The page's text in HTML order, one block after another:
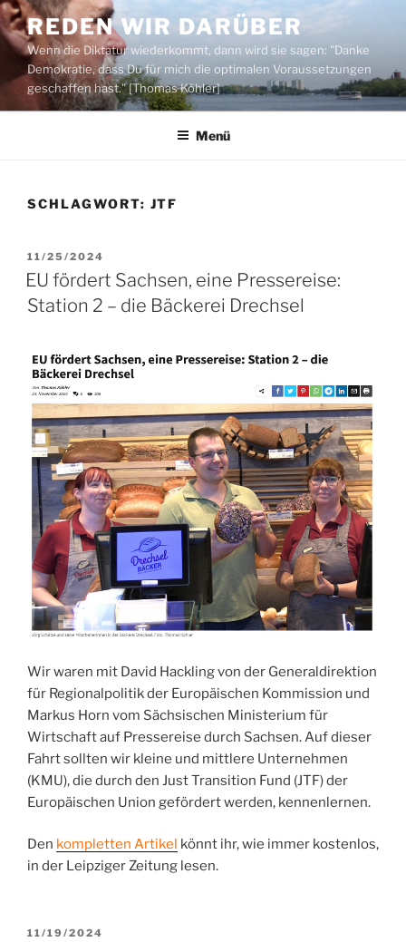
Zum
Inhalt
springen
REDEN WIR DARÜBER
Wenn die Diktatur wiederkommt, dann wird sie sagen: "Danke
Demokratie, dass Du für mich die optimalen Voraussetzungen
geschaffen hast." [Thomas Köhler]
Menü
SCHLAGWORT: JTF
VERÖFFENTLICHT
AM
11/25/2024
EU fördert Sachsen, eine Pressereise:
Station 2 – die Bäckerei Drechsel
Wir waren mit David Hackling von der Generaldirektion
für Regionalpolitik der Europäischen Kommission und
Markus Horn vom Sächsischen Ministerium für
Wirtschaft auf Pressereise durch Sachsen. Auf dieser
Fahrt sollten wir kleine und mittlere Unternehmen
(KMU), die durch den Just Transition Fund (JTF) der
Europäischen Union gefördert werden, kennenlernen.
Den kompletten Artikel könnt ihr, wie immer kostenlos,
in der Leipziger Zeitung lesen.
VERÖFFENTLICHT
11/19/2024